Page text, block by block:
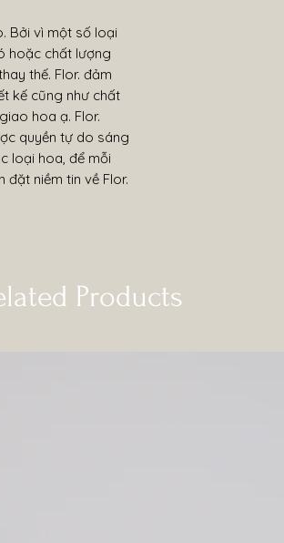
Bởi vì một số loại
hoặc chất lượng
thế. Flor. đảm
kế cũng như chất
hoa ạ. Flor.
quyền tự do sáng
loại hoa, để mỗi
đặt niềm tin về Flor.
Products